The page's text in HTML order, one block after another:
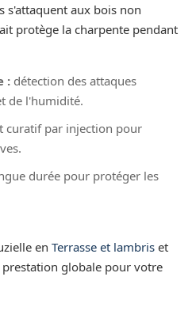
s'attaquent aux bois non
protège la charpente pendant
: détection des attaques
de l'humidité.
curatif par injection pour
durée pour protéger les
en Terrasse et lambris et
prestation globale pour votre